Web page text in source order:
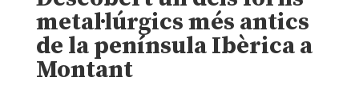
metal·lúrgics més antics
de la península Ibèrica a
Montant